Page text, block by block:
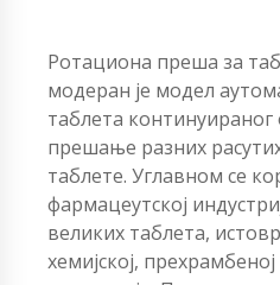
Ротациона преша за
модеран је модел
таблета
прешање разних
таблете. Углавном се
фармацеутској
великих таблета,
хемијској,